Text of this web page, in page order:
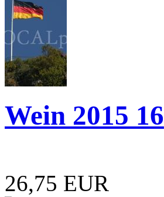
Wein 2015 16
26,75 EUR